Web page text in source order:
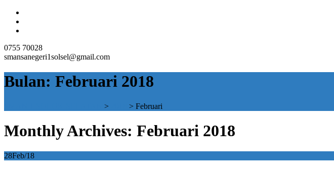
0755 70028
smansanegeri1solsel@gmail.com
Bulan: Februari 2018
> > Februari
Monthly Archives: Februari 2018
28Feb/18